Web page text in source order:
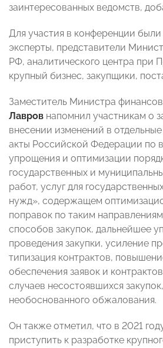
заинтересованных ведомств,
Для участия в конференции
эксперты, представители
РФ, аналитического центра при
крупный бизнес, закупщики,
Заместитель Министра
Лавров напомнил участникам о
внесении изменений в
акты Российской Федерации по
упрощения и оптимизации
государственных и
работ, услуг для
нужд», содержащем
поправок по таким
способов закупок, дальнейшее
проведения закупки, усиление
типизация контрактов,
обеспечения заявок и
случаев несостоявшихся
необоснованного обжалования.
Он также отметил, что в 2021
приступить к разработке